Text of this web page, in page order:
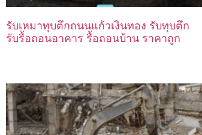
รับเหมาทุบตึกถนนแก้วเงินทอง รับทุบตึก
รับรื้อถอนอาคาร รื้อถอนบ้าน ราคาถูก